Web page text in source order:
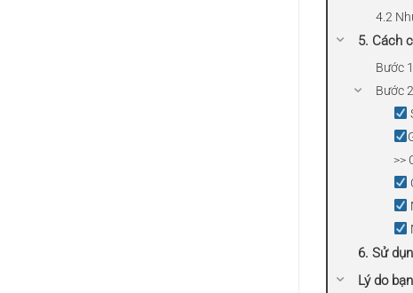
4.2
5. Cách
Bước
Bước
>>
6. Sử
Lý do